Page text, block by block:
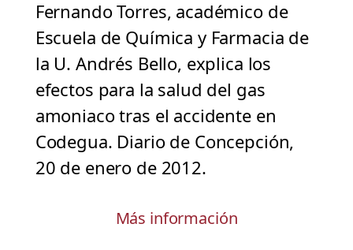
Fernando Torres, académico de
Escuela de Química y Farmacia de
la U. Andrés Bello, explica los
efectos para la salud del gas
amoniaco tras el accidente en
Codegua. Diario de Concepción,
20 de enero de 2012.
Más información